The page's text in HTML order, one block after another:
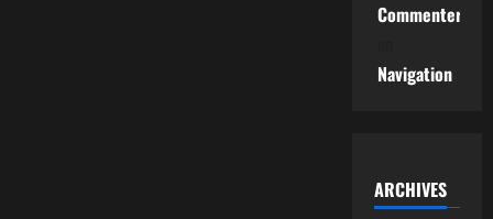
Commenter
Navigation
ARCHIVES